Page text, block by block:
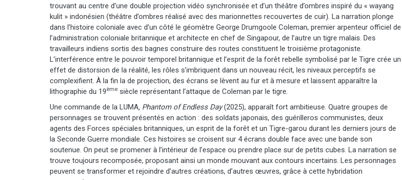
trouvant au centre d’une double projection vidéo synchronisée et d’un théâtre d’ombres inspiré du « wayang
kulit » indonésien (théâtre d’ombres réalisé avec des marionnettes recouvertes de cuir). La narration plonge
dans l’histoire coloniale avec d’un côté le géomètre George Drumgoole Coleman, premier arpenteur officiel de
l’administration coloniale britannique et architecte en chef de Singapour, de l’autre un tigre malais. Des
travailleurs indiens sortis des bagnes construire des routes constituent le troisième protagoniste.
L’interférence entre le pouvoir temporel britannique et l’esprit de la forêt rebelle symbolisé par le Tigre crée un
effet de distorsion de la réalité, les rôles s’imbriquent dans un nouveau récit, les niveaux perceptifs se
complexifient. À la fin la de projection, des écrans se lèvent au fur et à mesure et laissent apparaître la
lithographie du 19ème siècle représentant l’attaque de Coleman par le tigre.
Une commande de la LUMA, Phantom of Endless Day(2025), apparaît fort ambitieuse. Quatre groupes de
personnages se trouvent présentés en action : des soldats japonais, des guérilleros communistes, deux
agents des Forces spéciales britanniques, un esprit de la forêt et un Tigre-garou durant les derniers jours de
la Seconde Guerre mondiale. Ces histoires se croisent sur 4 écrans double face avec une bande son
soutenue. On peut se promener à l’intérieur de l’espace ou prendre place sur de petits cubes. La narration se
trouve toujours recomposée, proposant ainsi un monde mouvant aux contours incertains. Les personnages
peuvent se transformer et rejoindre d’autres créations, d’autres œuvres, grâce à cette hybridation